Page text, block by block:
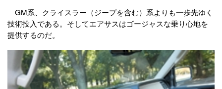
GM系、クライスラー（ジープを含む）系よりも一歩先ゆく
技術投入である。そしてエアサスはゴージャスな乗り心地を
提供するのだ。